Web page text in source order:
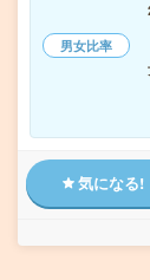
男女比率
気になる!